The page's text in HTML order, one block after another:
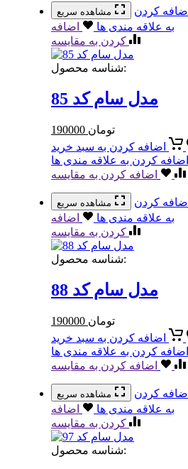
مشاهده سریع
اضافه کردن
به علاقه مندی ها
اضافه
کردن به مقایسه
شناسه محصول:
مدل سام کد 85
190000 تومان
اضافه کردن به سبد خرید
اضافه کردن به علاقه مندی ها
اضافه کردن به مقایسه
مشاهده سریع
اضافه کردن
به علاقه مندی ها
اضافه
کردن به مقایسه
شناسه محصول:
مدل سام کد 88
190000 تومان
اضافه کردن به سبد خرید
اضافه کردن به علاقه مندی ها
اضافه کردن به مقایسه
مشاهده سریع
اضافه کردن
به علاقه مندی ها
اضافه
کردن به مقایسه
شناسه محصول: